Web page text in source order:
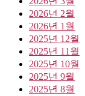
2026년 2월
2026년 1월
2025년 12월
2025년 11월
2025년 10월
2025년 9월
2025년 8월